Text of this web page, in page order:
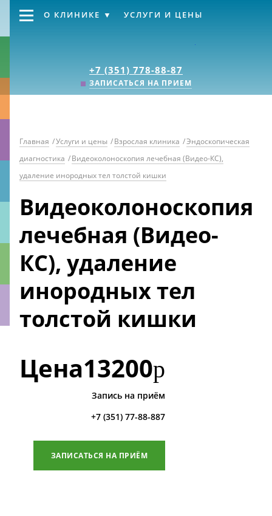
+7 (351) 778-88-87
ЗАПИСАТЬСЯ НА ПРИЕМ
О КЛИНИКЕ УСЛУГИ И ЦЕНЫ
Главная /Услуги и цены /Взрослая клиника /Эндоскопическая
диагностика /Видеоколоноскопия лечебная (Видео-КС),
удаление инородных тел толстой кишки
Видеоколоноскопия
лечебная (Видео-
КС), удаление
инородных тел
толстой кишки
Цена13200р
Запись на приём
+7 (351) 77-88-887
ЗАПИСАТЬСЯ НА ПРИЁМ